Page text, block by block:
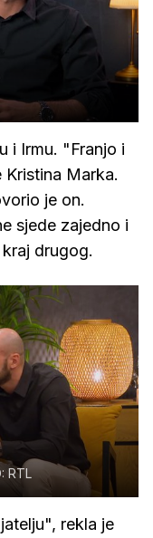
i Irmu. "Franjo i
Kristina Marka.
je on.
sjede zajedno i
drugog.
RTL
rekla je